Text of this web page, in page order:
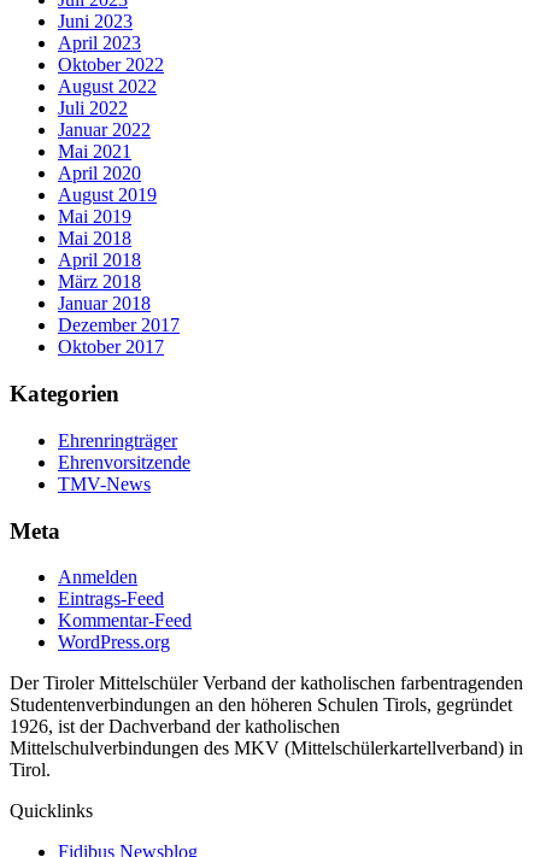
Juni 2023
April 2023
Oktober 2022
August 2022
Juli 2022
Januar 2022
Mai 2021
April 2020
August 2019
Mai 2019
Mai 2018
April 2018
März 2018
Januar 2018
Dezember 2017
Oktober 2017
Kategorien
Ehrenringträger
Ehrenvorsitzende
TMV-News
Meta
Anmelden
Eintrags-Feed
Kommentar-Feed
WordPress.org
Der Tiroler Mittelschüler Verband der katholischen farbentragenden
Studentenverbindungen an den höheren Schulen Tirols, gegründet
1926, ist der Dachverband der katholischen
Mittelschulverbindungen des MKV (Mittelschülerkartellverband) in
Tirol.
Quicklinks
Fidibus Newsblog